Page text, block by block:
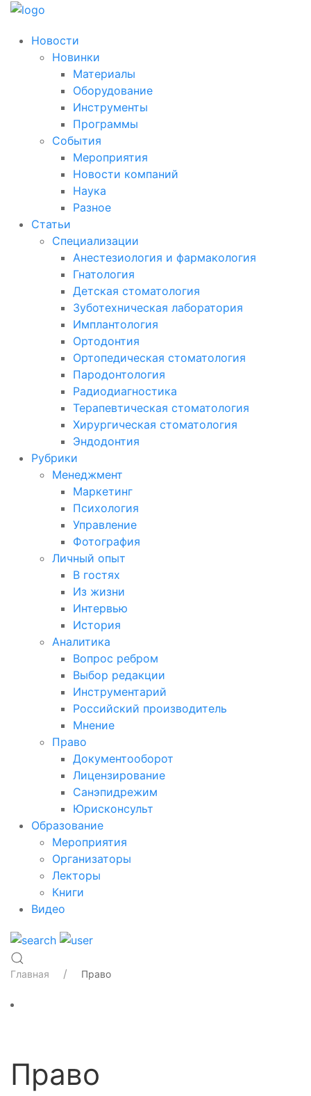
Новости
Новинки
Материалы
Оборудование
Инструменты
Программы
События
Мероприятия
Новости компаний
Наука
Разное
Статьи
Специализации
Анестезиология и фармакология
Гнатология
Детская стоматология
Зуботехническая лаборатория
Имплантология
Ортодонтия
Ортопедическая стоматология
Пародонтология
Радиодиагностика
Терапевтическая стоматология
Хирургическая стоматология
Эндодонтия
Рубрики
Менеджмент
Маркетинг
Психология
Управление
Фотография
Личный опыт
В гостях
Из жизни
Интервью
История
Аналитика
Вопрос ребром
Выбор редакции
Инструментарий
Российский производитель
Мнение
Право
Документооборот
Лицензирование
Санэпидрежим
Юрисконсульт
Образование
Мероприятия
Организаторы
Лекторы
Книги
Видео
Главная Право
Право